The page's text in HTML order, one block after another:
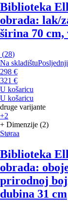
Biblioteka
obrada: lak/
širina 70 cm,
(28)
Na skladištu
298 €
321 €
U košaricu
U košaricu
druge varijante
+2
+ Dimenzije (2)
Støraa
Biblioteka
obrada:
prirodnoj
dubina 31 cm